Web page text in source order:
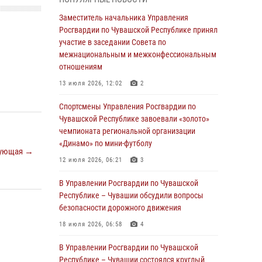
→
В июле сотрудники вневедомственной
охраны Росгвардии задержали более 200
граждан, подозреваемых в совершении
правонарушений
03 августа 2026, 08:20
В Росгвардии вспоминают российских
воинов, погибших в Первой мировой войне
1914-1918 годов
01 августа 2026, 07:19
подозреваемого в причинении тяжкого вреда
здоровью
01 августа 2026, 06:12
национальной гвардии Российской
Федерации
Заместитель начальника Управления
Росгвардии по Чувашской Республике принял
участие в заседании Совета по
межнациональным и межконфессиональным
отношениям
13 июля 2026, 12:02 2
Спортсмены Управления Росгвардии по
Чувашской Республике завоевали «золото»
чемпионата региональной организации
«Динамо» по мини-футболу
12 июля 2026, 06:21 3
В Управлении Росгвардии по Чувашской
Республике – Чувашии обсудили вопросы
безопасности дорожного движения
18 июля 2026, 06:58 4
В Управлении Росгвардии по Чувашской
Республике – Чувашии состоялся круглый